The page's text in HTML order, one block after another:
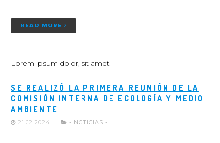
READ MORE
Lorem ipsum dolor, sit amet.
SE REALIZÓ LA PRIMERA REUNIÓN DE LA
COMISIÓN INTERNA DE ECOLOGÍA Y MEDIO
AMBIENTE
21.02.2024 - NOTICIAS -